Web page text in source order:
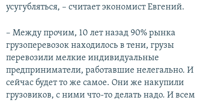
усугубляться, – считает экономист Евгений.
– Между прочим, 10 лет назад 90% рынка
грузоперевозок находилось в тени, грузы
перевозили мелкие индивидуальные
предприниматели, работавшие нелегально. И
сейчас будет то же самое. Они же накупили
грузовиков, с ними что-то делать надо. И всем